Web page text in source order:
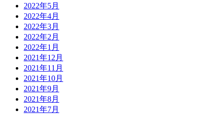
2022年5月
2022年4月
2022年3月
2022年2月
2022年1月
2021年12月
2021年11月
2021年10月
2021年9月
2021年8月
2021年7月